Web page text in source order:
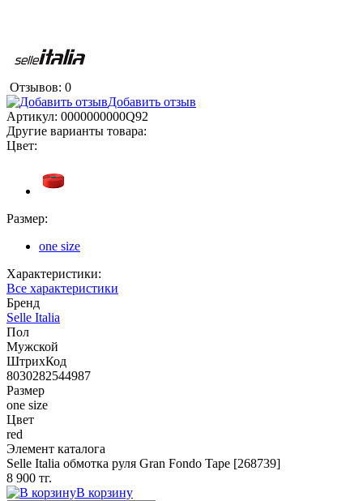
Отзывов: 0
Добавить отзыв
Артикул: 0000000000Q92
Другие варианты товара:
Цвет:
Размер:
one size
Характеристики:
Все характеристики
Бренд
Selle Italia
Пол
Мужской
ШтрихКод
8030282544987
Размер
one size
Цвет
red
Элемент каталога
Selle Italia обмотка руля Gran Fondo Tape [268739]
8 900 тг.
В корзину